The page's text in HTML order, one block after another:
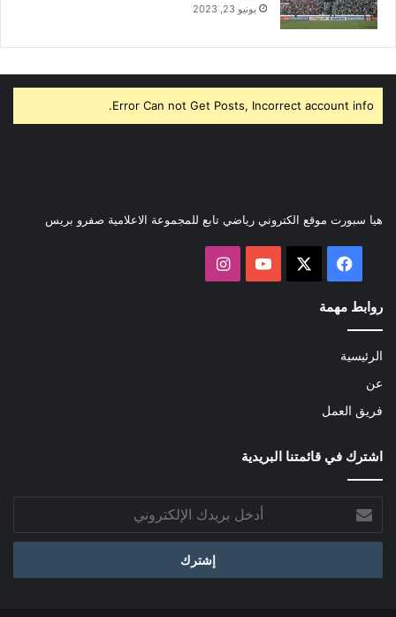
يونيو 23, 2023
Error Can not Get Posts, Incorrect account info.
هيا سبورت موقع الكتروني رياضي تابع للمجموعة الاعلامية صفرو بريس
فيسبوك ‫YouTubeانستقرام
روابط مهمة
الرئيسية
عن
فريق العمل
اشترك في قائمتنا البريدية
بريدك
الإلكتروني